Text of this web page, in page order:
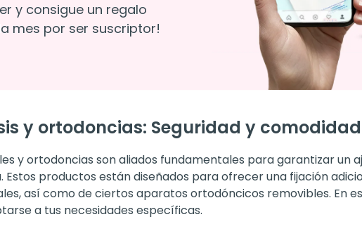
y consigue un regalo
mes por ser suscriptor!
y ortodoncias: Seguridad y
y ortodoncias son aliados fundamentales para garantizar un
productos están diseñados para ofrecer una fijación
así como de ciertos aparatos ortodóncicos removibles. En
a tus necesidades específicas.